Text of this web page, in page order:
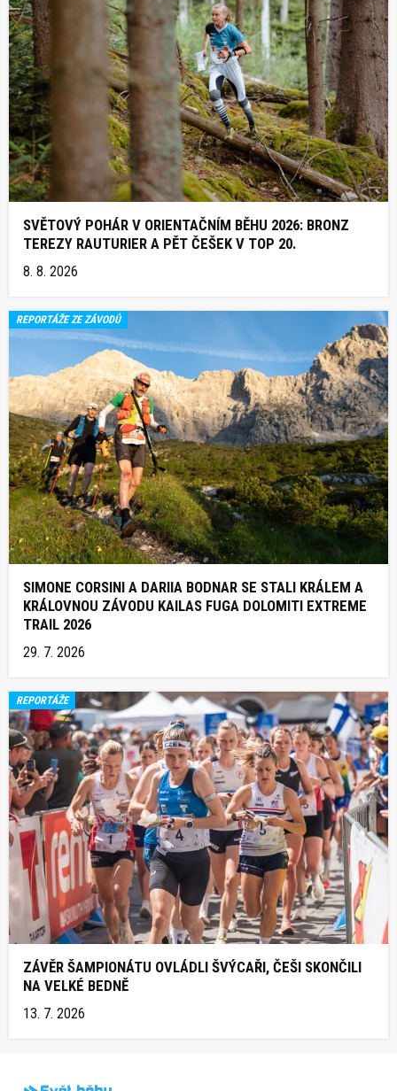
SVĚTOVÝ POHÁR V ORIENTAČNÍM BĚHU 2026: BRONZ
TEREZY RAUTURIER A PĚT ČEŠEK V TOP 20.
8. 8. 2026
REPORTÁŽE ZE ZÁVODŮ
SIMONE CORSINI A DARIIA BODNAR SE STALI KRÁLEM A
KRÁLOVNOU ZÁVODU KAILAS FUGA DOLOMITI EXTREME
TRAIL 2026
29. 7. 2026
REPORTÁŽE
ZÁVĚR ŠAMPIONÁTU OVLÁDLI ŠVÝCAŘI, ČEŠI SKONČILI
NA VELKÉ BEDNĚ
13. 7. 2026